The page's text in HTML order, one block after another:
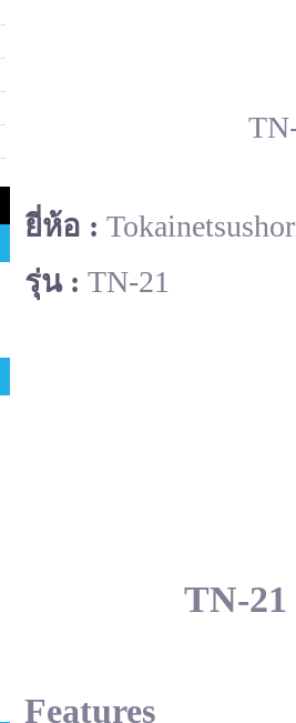
ยี่ห้อ :
รุ่น : TN-21
TN-
Features